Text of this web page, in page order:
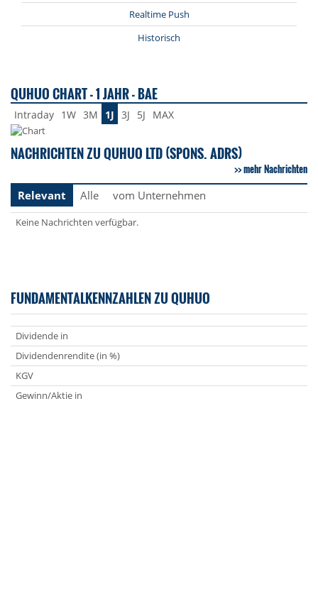
Realtime Push
Historisch
QUHUO CHART - 1 JAHR - BAE
Intraday 1W 3M 1J 3J 5J MAX
NACHRICHTEN ZU QUHUO LTD (SPONS. ADRS)
mehr Nachrichten
Relevant
Alle vom Unternehmen
Keine Nachrichten verfügbar.
FUNDAMENTALKENNZAHLEN ZU QUHUO
Dividende in
Dividendenrendite (in %)
KGV
Gewinn/Aktie in